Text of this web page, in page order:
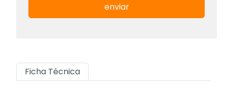
enviar
Ficha Técnica